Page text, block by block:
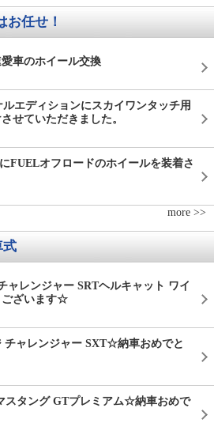
お任せ！
車のホイール交換
エディションにスカイワンタッチ用
せていただきました。
FUELオフロードのホイールを装着さ
more >>
式
レンジャー SRTヘルキャット ワイ
ございます☆
ャレンジャー SXT☆納車おめでと
タング GTプレミアム☆納車おめで